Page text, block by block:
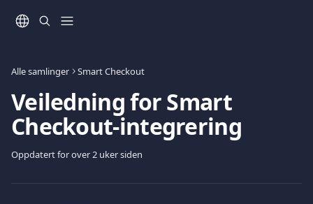
Alle samlinger Smart Checkout
Veiledning for Smart
Checkout-integrering
Oppdatert for over 2 uker siden